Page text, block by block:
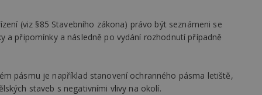
(viz §85 Stavebního zákona) právo být seznámeni se
připomínky a následně po vydání rozhodnutí případně
pásmu je například stanovení ochranného pásma letiště,
staveb s negativními vlivy na okolí.
www.estav.cz
29
minut
Tento soubor cookie se používá k
uživatele
Google LLC
.estav.cz
Jedná se o soubor cookie, který slouží
dalších souborů cookie návštěvníkem